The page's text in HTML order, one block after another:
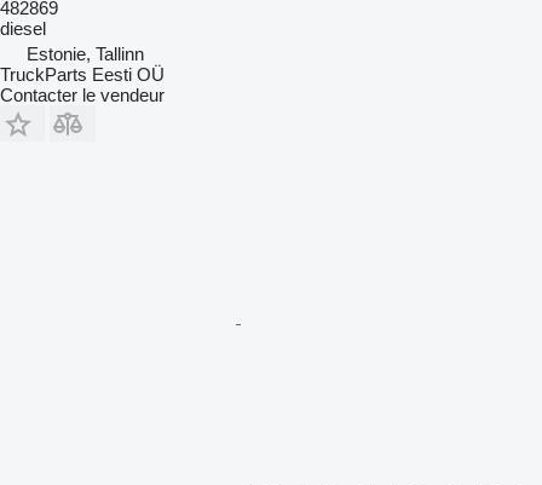
482869
diesel
Estonie, Tallinn
TruckParts Eesti OÜ
Contacter le vendeur